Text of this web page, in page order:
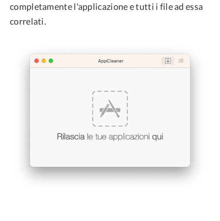
completamente l'applicazione e tutti i file ad essa
correlati.